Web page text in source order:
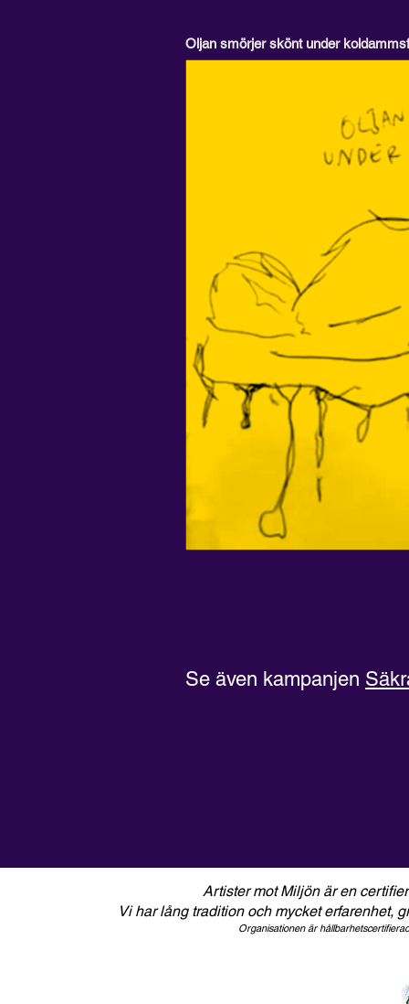
Oljan smörjer skönt under
Se även kampanjen
Artister mot Miljön är en
Vi har lång tradition och mycket erfarenhet,
Organisationen är